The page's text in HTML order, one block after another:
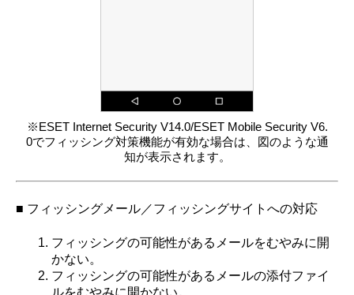
※ESET Internet Security V14.0/ESET Mobile Security V6.
0でフィッシング対策機能が有効な場合は、図のような通
知が表示されます。
■ フィッシングメール／フィッシングサイトへの対応
フィッシングの可能性があるメールをむやみに開
かない。
フィッシングの可能性があるメールの添付ファイ
ルをむやみに開かない。